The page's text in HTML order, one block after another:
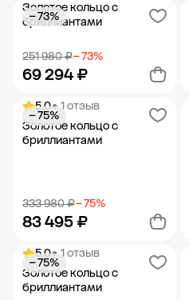
Добавить в корзину
Золотое кольцо с
бриллиантами
251 980 ₽− 73%
69 294 ₽
− 73%
Добавить в корзину
5.0• 1 отзыв
Золотое кольцо с
бриллиантами
333 980 ₽− 75%
83 495 ₽
− 75%
Добавить в корзину
5.0• 1 отзыв
Золотое кольцо с
бриллиантами
− 75%